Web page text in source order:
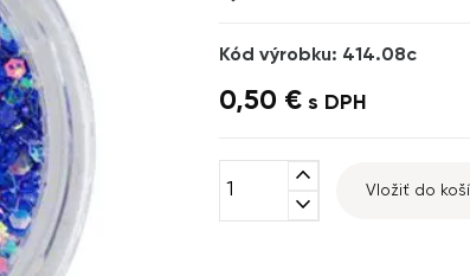
Kód výrobku: 414.08c
0,50 € s DPH
expand_less
expand_more
Vložiť do